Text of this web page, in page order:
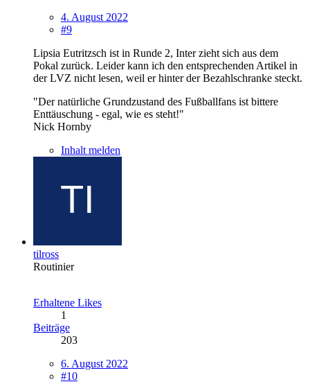
4. August 2022
#9
Lipsia Eutritzsch ist in Runde 2, Inter zieht sich aus dem
Pokal zurück. Leider kann ich den entsprechenden Artikel in
der LVZ nicht lesen, weil er hinter der Bezahlschranke steckt.
"Der natürliche Grundzustand des Fußballfans ist bittere
Enttäuschung - egal, wie es steht!"
Nick Hornby
Inhalt melden
tilross
Routinier
Erhaltene Likes
1
Beiträge
203
6. August 2022
#10